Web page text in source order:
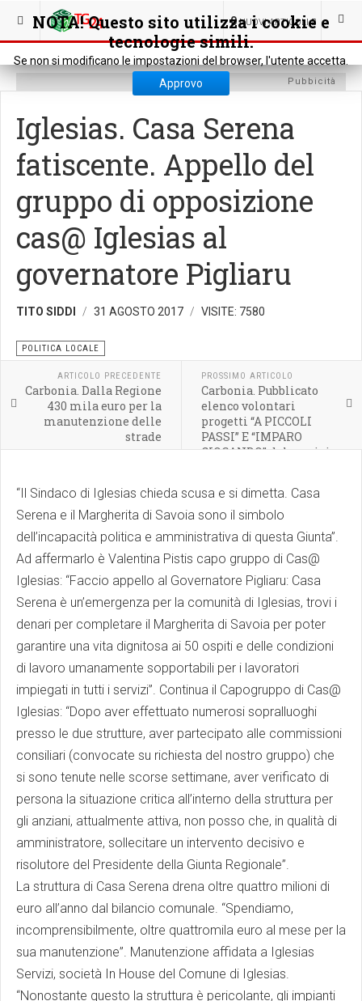
NOTA! Questo sito utilizza i cookie e
tecnologie simili.
Se non si modificano le impostazioni del browser, l'utente accetta.
Approvo
0 NUOVI ARTICOLI
SEI QUI: POLITICA POLITICA LOCALE
Pubbicità
Iglesias. Casa Serena
fatiscente. Appello del
gruppo di opposizione
cas@ Iglesias al
governatore Pigliaru
TITO SIDDI 31 AGOSTO 2017 VISITE: 7580
POLITICA LOCALE
ARTICOLO PRECEDENTE
Carbonia. Dalla Regione
430 mila euro per la
manutenzione delle
strade
PROSSIMO ARTICOLO
Carbonia. Pubblicato
elenco volontari
progetti “A PICCOLI
PASSI” E “IMPARO
GIOCANDO” del servizio
“Il Sindaco di Iglesias chieda scusa e si dimetta. Casa
Serena e il Margherita di Savoia sono il simbolo
dell’incapacità politica e amministrativa di questa Giunta”.
Ad affermarlo è Valentina Pistis capo gruppo di Cas@
Iglesias: “Faccio appello al Governatore Pigliaru: Casa
Serena è un’emergenza per la comunità di Iglesias, trovi i
denari per completare il Margherita di Savoia per poter
garantire una vita dignitosa ai 50 ospiti e delle condizioni
di lavoro umanamente sopportabili per i lavoratori
impiegati in tutti i servizi”. Continua il Capogruppo di Cas@
Iglesias: “Dopo aver effettuato numerosi sopralluoghi
presso le due strutture, aver partecipato alle commissioni
consiliari (convocate su richiesta del nostro gruppo) che
si sono tenute nelle scorse settimane, aver verificato di
persona la situazione critica all’interno della struttura per
gli anziani, attualmente attiva, non posso che, in qualità di
amministratore, sollecitare un intervento decisivo e
risolutore del Presidente della Giunta Regionale”.
La struttura di Casa Serena drena oltre quattro milioni di
euro all’anno dal bilancio comunale. “Spendiamo,
incomprensibilmente, oltre quattromila euro al mese per la
sua manutenzione”. Manutenzione affidata a Iglesias
Servizi, società In House del Comune di Iglesias.
“Nonostante questo la struttura è pericolante, gli impianti